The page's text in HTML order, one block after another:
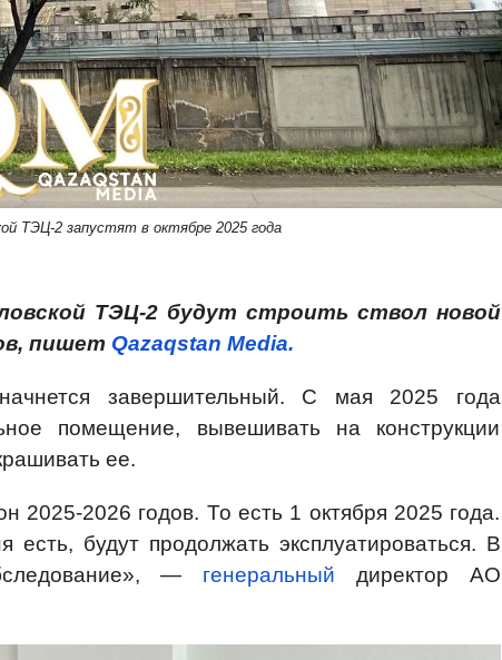
ТЭЦ-2 запустят в октябре 2025 года
ТЭЦ-2 будут строить ствол новой
пишет Qazaqstan Media.
завершительный.
С мая 2025 года
помещение, вывешивать на конструкции
ее.
2025-2026 годов. То есть 1 октября 2025 года.
будут продолжать эксплуатироваться. В
— генеральный директор АО